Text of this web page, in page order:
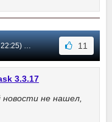
#36 11
3.3.17
не нашел,